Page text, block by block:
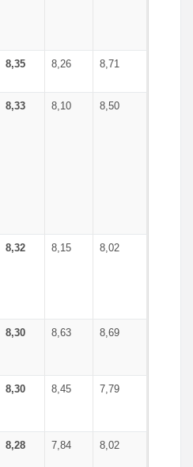
8,35 8,26 8,71
8,33 8,10 8,50
8,32 8,15 8,02
8,30 8,63 8,69
8,30 8,45 7,79
8,28 7,84 8,02